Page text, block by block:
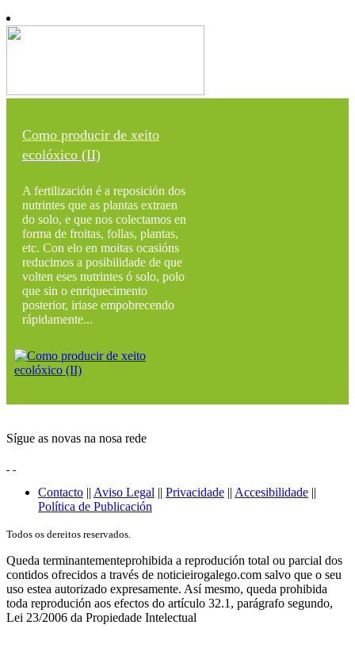
Como producir de xeito
ecolóxico (II)
A fertilización é a reposición dos
nutrintes que as plantas extraen
do solo, e que nos colectamos en
forma de froitas, follas, plantas,
etc. Con elo en moitas ocasións
reducimos a posibilidade de que
volten eses nutrintes ó solo, polo
que sin o enriquecimento
posterior, iriase empobrecendo
rápidamente...
Sígue as novas na nosa rede
Contacto || Aviso Legal || Privacidade || Accesibilidade ||
Política de Publicación
Todos os dereitos reservados.
Queda terminantementeprohibida a reprodución total ou parcial dos
contidos ofrecidos a través de noticieirogalego.com salvo que o seu
uso estea autorizado expresamente. Así mesmo, queda prohibida
toda reprodución aos efectos do artículo 32.1, parágrafo segundo,
Lei 23/2006 da Propiedade Intelectual